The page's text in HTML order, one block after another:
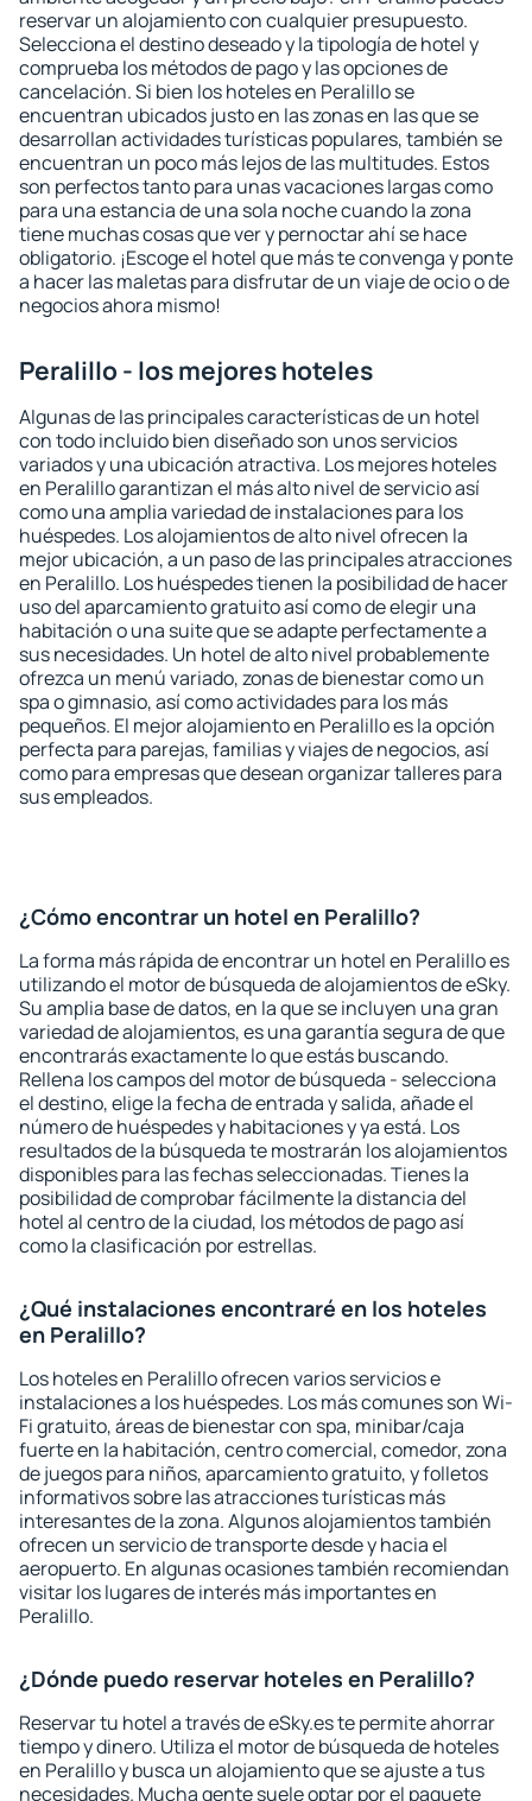
reservar un alojamiento con cualquier presupuesto.
Selecciona el destino deseado y la tipología de hotel y
comprueba los métodos de pago y las opciones de
cancelación. Si bien los hoteles en Peralillo se
encuentran ubicados justo en las zonas en las que se
desarrollan actividades turísticas populares, también se
encuentran un poco más lejos de las multitudes. Estos
son perfectos tanto para unas vacaciones largas como
para una estancia de una sola noche cuando la zona
tiene muchas cosas que ver y pernoctar ahí se hace
obligatorio. ¡Escoge el hotel que más te convenga y ponte
a hacer las maletas para disfrutar de un viaje de ocio o de
negocios ahora mismo!
Peralillo - los mejores hoteles
Algunas de las principales características de un hotel
con todo incluido bien diseñado son unos servicios
variados y una ubicación atractiva. Los mejores hoteles
en Peralillo garantizan el más alto nivel de servicio así
como una amplia variedad de instalaciones para los
huéspedes. Los alojamientos de alto nivel ofrecen la
mejor ubicación, a un paso de las principales atracciones
en Peralillo. Los huéspedes tienen la posibilidad de hacer
uso del aparcamiento gratuito así como de elegir una
habitación o una suite que se adapte perfectamente a
sus necesidades. Un hotel de alto nivel probablemente
ofrezca un menú variado, zonas de bienestar como un
spa o gimnasio, así como actividades para los más
pequeños. El mejor alojamiento en Peralillo es la opción
perfecta para parejas, familias y viajes de negocios, así
como para empresas que desean organizar talleres para
sus empleados.
¿Cómo encontrar un hotel en Peralillo?
La forma más rápida de encontrar un hotel en Peralillo es
utilizando el motor de búsqueda de alojamientos de eSky.
Su amplia base de datos, en la que se incluyen una gran
variedad de alojamientos, es una garantía segura de que
encontrarás exactamente lo que estás buscando.
Rellena los campos del motor de búsqueda - selecciona
el destino, elige la fecha de entrada y salida, añade el
número de huéspedes y habitaciones y ya está. Los
resultados de la búsqueda te mostrarán los alojamientos
disponibles para las fechas seleccionadas. Tienes la
posibilidad de comprobar fácilmente la distancia del
hotel al centro de la ciudad, los métodos de pago así
como la clasificación por estrellas.
¿Qué instalaciones encontraré en los hoteles
en Peralillo?
Los hoteles en Peralillo ofrecen varios servicios e
instalaciones a los huéspedes. Los más comunes son Wi-
Fi gratuito, áreas de bienestar con spa, minibar/caja
fuerte en la habitación, centro comercial, comedor, zona
de juegos para niños, aparcamiento gratuito, y folletos
informativos sobre las atracciones turísticas más
interesantes de la zona. Algunos alojamientos también
ofrecen un servicio de transporte desde y hacia el
aeropuerto. En algunas ocasiones también recomiendan
visitar los lugares de interés más importantes en
Peralillo.
¿Dónde puedo reservar hoteles en Peralillo?
Reservar tu hotel a través de eSky.es te permite ahorrar
tiempo y dinero. Utiliza el motor de búsqueda de hoteles
en Peralillo y busca un alojamiento que se ajuste a tus
necesidades. Mucha gente suele optar por el paquete